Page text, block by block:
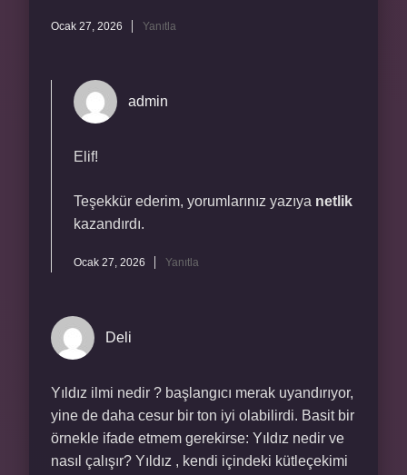
Ocak 27, 2026 Yanıtla
admin
Elif!
Teşekkür ederim, yorumlarınız yazıya netlik
kazandırdı.
Ocak 27, 2026 Yanıtla
Deli
Yıldız ilmi nedir ? başlangıcı merak uyandırıyor,
yine de daha cesur bir ton iyi olabilirdi. Basit bir
örnekle ifade etmem gerekirse: Yıldız nedir ve
nasıl çalışır? Yıldız , kendi içindeki kütleçekimi